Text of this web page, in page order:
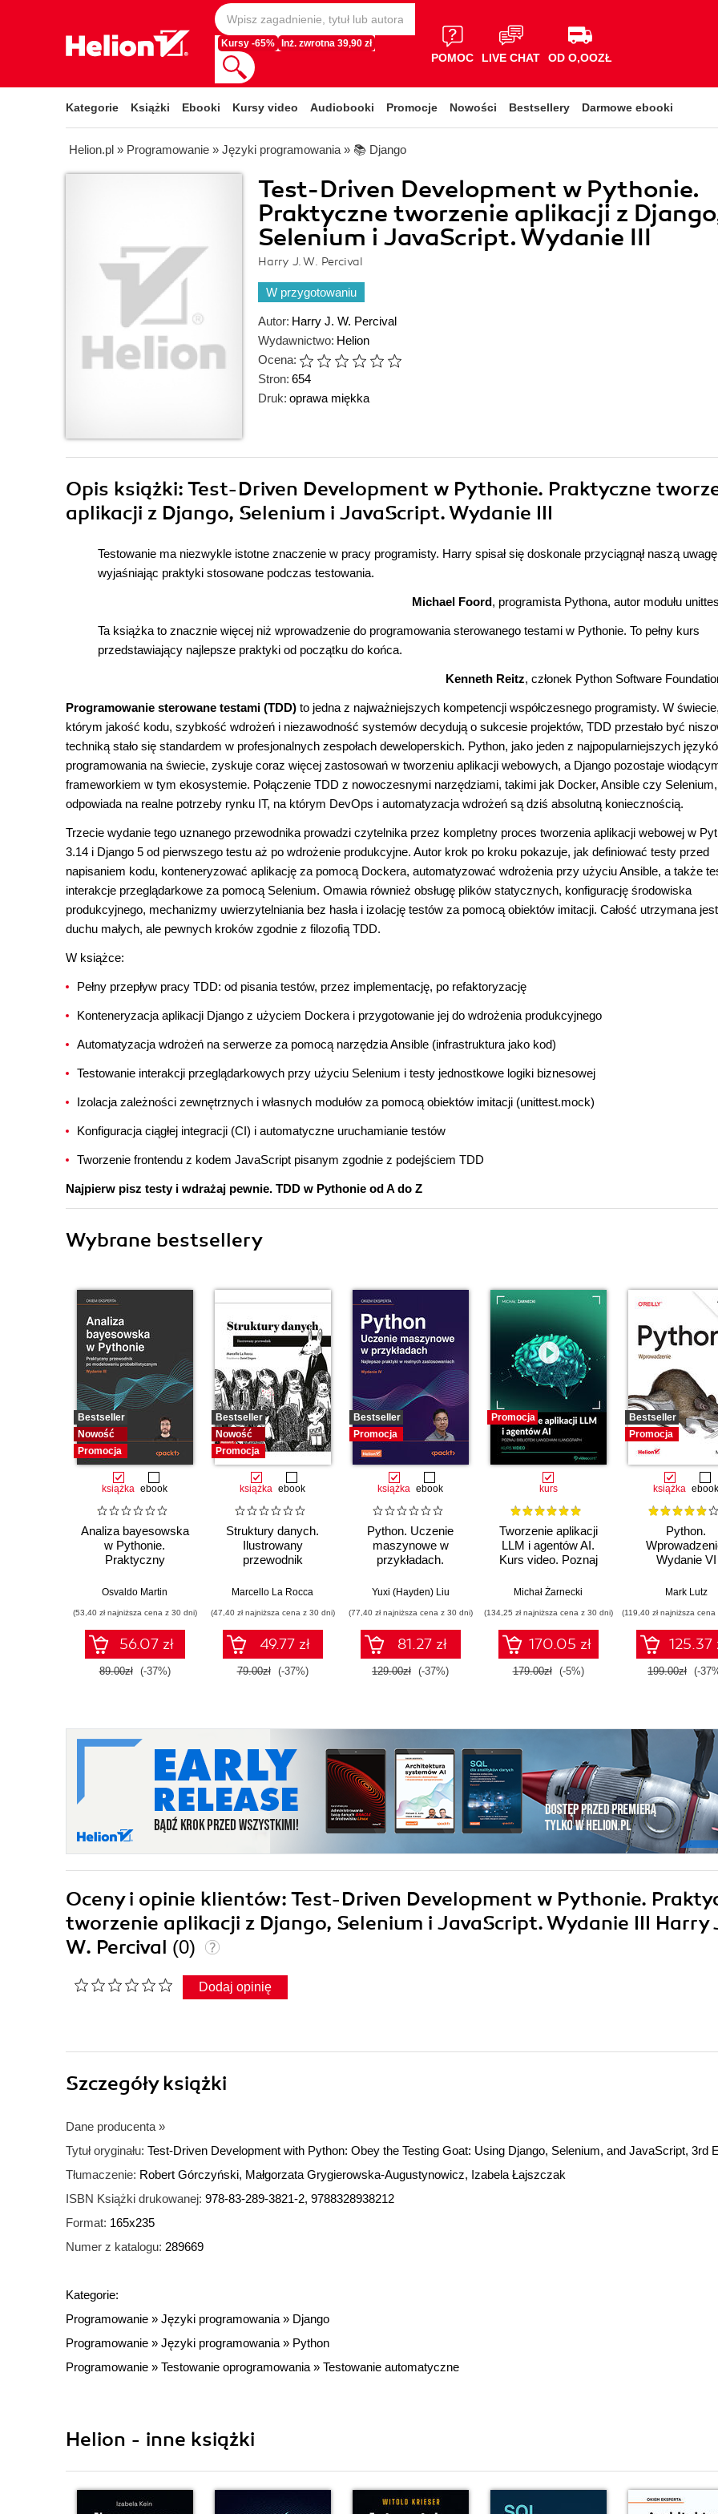
Kursy -65% Inż. zwrotna 39,90 zł
POMOC LIVE CHAT OD O,OOZŁ
Kategorie Książki Ebooki Kursy video Audiobooki Promocje Nowości Bestsellery Darmowe ebooki
Helion.pl » Programowanie » Języki programowania » 📚 Django
Test-Driven Development w Pythonie.
Praktyczne tworzenie aplikacji z
Selenium i JavaScript. Wydanie III
Harry J. W. Percival
W przygotowaniu
Autor: Harry J. W. Percival
Wydawnictwo: Helion
Ocena:
Stron: 654
Druk: oprawa miękka
Opis książki: Test-Driven Development w Pythonie. Praktyczne
aplikacji z Django, Selenium i JavaScript. Wydanie III
Testowanie ma niezwykle istotne znaczenie w pracy programisty. Harry spisał się doskonale przyciągnął naszą
wyjaśniając praktyki stosowane podczas testowania.
Michael Foord, programista Pythona, autor modułu
Ta książka to znacznie więcej niż wprowadzenie do programowania sterowanego testami w Pythonie. To pełny kurs
przedstawiający najlepsze praktyki od początku do końca.
Kenneth Reitz, członek Python Software
Programowanie sterowane testami (TDD) to jedna z najważniejszych kompetencji współczesnego programisty. W
którym jakość kodu, szybkość wdrożeń i niezawodność systemów decydują o sukcesie projektów, TDD przestało być
techniką stało się standardem w profesjonalnych zespołach deweloperskich. Python, jako jeden z najpopularniejszych
programowania na świecie, zyskuje coraz więcej zastosowań w tworzeniu aplikacji webowych, a Django pozostaje
frameworkiem w tym ekosystemie. Połączenie TDD z nowoczesnymi narzędziami, takimi jak Docker, Ansible czy Selenium,
odpowiada na realne potrzeby rynku IT, na którym DevOps i automatyzacja wdrożeń są dziś absolutną koniecznością.
Trzecie wydanie tego uznanego przewodnika prowadzi czytelnika przez kompletny proces tworzenia aplikacji webowej w
3.14 i Django 5 od pierwszego testu aż po wdrożenie produkcyjne. Autor krok po kroku pokazuje, jak definiować testy przed
napisaniem kodu, konteneryzować aplikację za pomocą Dockera, automatyzować wdrożenia przy użyciu Ansible, a także
interakcje przeglądarkowe za pomocą Selenium. Omawia również obsługę plików statycznych, konfigurację środowiska
produkcyjnego, mechanizmy uwierzytelniania bez hasła i izolację testów za pomocą obiektów imitacji. Całość utrzymana
duchu małych, ale pewnych kroków zgodnie z filozofią TDD.
W książce:
Pełny przepływ pracy TDD: od pisania testów, przez implementację, po refaktoryzację
Konteneryzacja aplikacji Django z użyciem Dockera i przygotowanie jej do wdrożenia produkcyjnego
Automatyzacja wdrożeń na serwerze za pomocą narzędzia Ansible (infrastruktura jako kod)
Testowanie interakcji przeglądarkowych przy użyciu Selenium i testy jednostkowe logiki biznesowej
Izolacja zależności zewnętrznych i własnych modułów za pomocą obiektów imitacji (unittest.mock)
Konfiguracja ciągłej integracji (CI) i automatyczne uruchamianie testów
Tworzenie frontendu z kodem JavaScript pisanym zgodnie z podejściem TDD
Najpierw pisz testy i wdrażaj pewnie. TDD w Pythonie od A do Z
Wybrane bestsellery
Bestseller
Nowość
Promocja
książka ebook
Analiza bayesowska
w Pythonie.
Praktyczny
modelowaniu
Wydanie III
Osvaldo Martin
(53,40 zł najniższa cena z 30 dni)
56.07 zł
89.00zł (-37%)
Bestseller
Nowość
Promocja
książka ebook
Struktury danych.
Ilustrowany
przewodnik
Marcello La Rocca
(47,40 zł najniższa cena z 30 dni)
49.77 zł
79.00zł (-37%)
Bestseller
Promocja
książka ebook
Python. Uczenie
maszynowe w
przykładach.
realnych
Wydanie IV
Yuxi (Hayden) Liu
(77,40 zł najniższa cena z 30 dni)
81.27 zł
129.00zł (-37%)
Promocja
kurs
Tworzenie aplikacji
LLM i agentów AI.
Kurs video. Poznaj
LangGraph
Michał Żarnecki
(134,25 zł najniższa cena z 30 dni)
170.05 zł
179.00zł (-5%)
Bestseller
Promocja
książka ebook
Python.
Wydanie VI
Mark Lutz
(119,40 zł najniższa
125.37
199.00zł (-
Oceny i opinie klientów: Test-Driven Development w Pythonie.
tworzenie aplikacji z Django, Selenium i JavaScript. Wydanie III Harry
W. Percival (0)
Dodaj opinię
Szczegółyksiążki
Dane producenta »
Tytuł oryginału: Test-Driven Development with Python: Obey the Testing Goat: Using Django, Selenium, and JavaScript, 3rd
Tłumaczenie: Robert Górczyński, Małgorzata Grygierowska-Augustynowicz, Izabela Łajszczak
ISBN Książki drukowanej: 978-83-289-3821-2, 9788328938212
Format: 165x235
Numer z katalogu: 289669
Kategorie:
Programowanie » Języki programowania » Django
Programowanie » Języki programowania » Python
Programowanie » Testowanie oprogramowania » Testowanie automatyczne
Helion - inne książki